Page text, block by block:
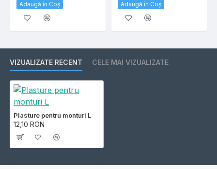
Adaugă în Coş Adaugă în Coş
VIZUALIZATE RECENT CELE MAI VIZUALIZATE
Plasture pentru monturi L
12,10 RON